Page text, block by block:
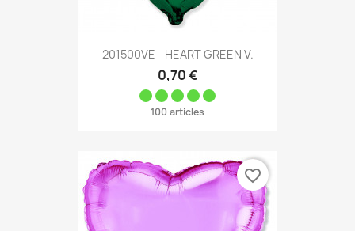
201500VE - HEART GREEN V.
0,70 €
100 articles
favorite_border